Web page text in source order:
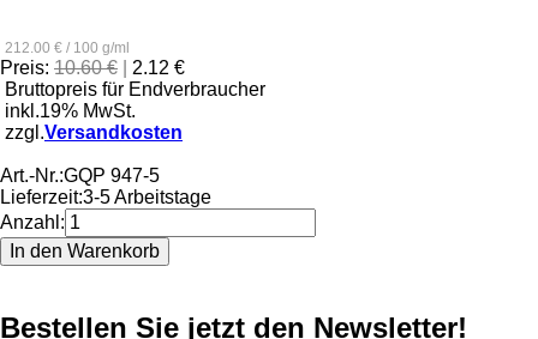
212.00 € / 100 g/ml
Preis: 10.60 €
2.12 €
Bruttopreis für Endverbraucher
inkl.19% MwSt.
zzgl.Versandkosten
Art.-Nr.:GQP 947-5
Lieferzeit:3-5 Arbeitstage
Anzahl:
Bestellen Sie jetzt den Newsletter!